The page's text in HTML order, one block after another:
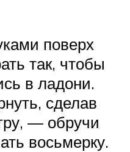
поверх
так, чтобы
в ладони.
сделав
— обручи
восьмерку.